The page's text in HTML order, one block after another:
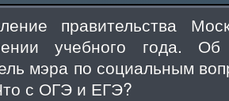
правительства
учебного года.
мэра по социальным
с ОГЭ и ЕГЭ?